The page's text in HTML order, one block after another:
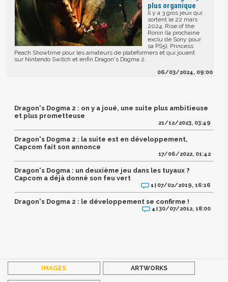
plus organique
Il y a 3 gros jeux qui
sortent le 22 mars
2024. Rise of the
Ronin (la prochaine
exclu de Sony pour
sa PS5), Princess
Peach Showtime pour les amateurs de plateformers et qui jouent
sur Nintendo Switch et enfin Dragon's Dogma 2.
06/03/2024, 09:00
Dragon's Dogma 2 : on y a joué, une suite plus ambitieuse
et plus prometteuse
21/12/2023, 03:49
Dragon's Dogma 2 : la suite est en développement,
Capcom fait son annonce
17/06/2022, 01:42
Dragon's Dogma : un deuxième jeu dans les tuyaux ?
Capcom a déjà donné son feu vert
1 | 07/02/2019, 16:16
Dragon's Dogma 2 : le développement se confirme !
4 |30/07/2012, 18:00
IMAGES ARTWORKS